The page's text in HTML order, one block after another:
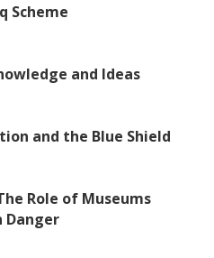
Scheme
and Ideas
and the Blue Shield
Role of Museums
Danger